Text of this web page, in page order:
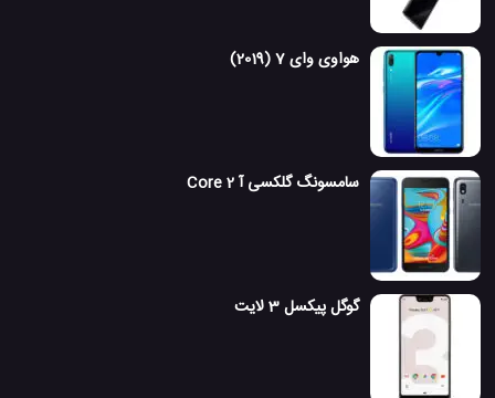
هواوی وای 7 (2019)
سامسونگ گلکسی آ 2 Core
گوگل پیکسل 3 لایت